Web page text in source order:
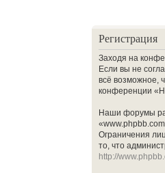
Регистрация
Заходя на
Если вы не
всё возможное,
конференции
Наши форумы
Ограничения
то, что
http://